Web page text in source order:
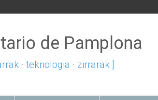
de Pamplona
· teknologia · zirrarak ]